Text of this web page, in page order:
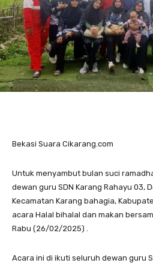
Bekasi Suara Cikarang.com
Untuk menyambut bulan suci
dewan guru SDN Karang Rahayu 03,
Kecamatan Karang bahagia,
acara Halal bihalal dan makan
Rabu (26/02/2025) .
Acara ini di ikuti seluruh dewan guru